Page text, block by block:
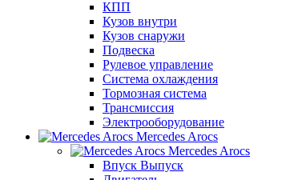
КПП
Кузов внутри
Кузов снаружи
Подвеска
Рулевое управление
Система охлаждения
Тормозная система
Трансмиссия
Электрооборудование
Mercedes Arocs
Mercedes Arocs
Впуск Выпуск